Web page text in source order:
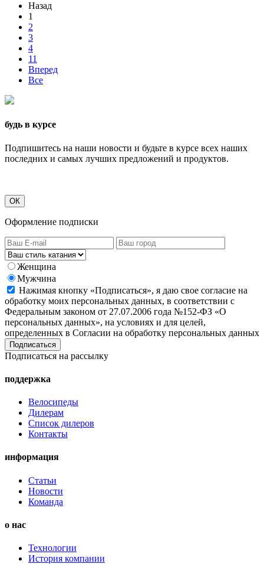
Назад
1
2
3
4
11
Вперед
Все
будь в курсе
Подпишитесь на наши новости и будьте в курсе всех наших
последних и самых лучших предложений и продуктов.
ОК
Оформление подписки
Женщина
Мужчина
Нажимая кнопку «Подписаться», я даю свое согласие на
обработку моих персональных данных, в соответствии с
Федеральным законом от 27.07.2006 года №152-ФЗ «О
персональных данных», на условиях и для целей,
определенных в Согласии на обработку персональных данных
Подписаться на рассылку
поддержка
Велосипеды
Дилерам
Список дилеров
Контакты
информация
Статьи
Новости
Команда
о нас
Технологии
История компании